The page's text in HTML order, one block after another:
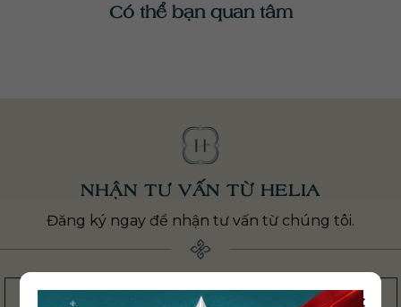
Có thể bạn quan tâm
NHẬN TƯ VẤN TỪ HELIA
Đăng ký ngay để nhận tư vấn từ chúng tôi.